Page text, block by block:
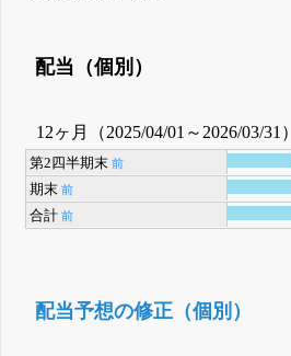
配当（個別）
12ヶ月（2025/04/01～2026/03/31）
第2四半期末前
期末前
合計前
配当予想の修正（個別）